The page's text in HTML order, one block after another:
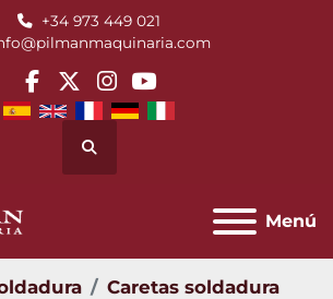
+34 973 449 021
facebook
twitterinstagram
youtube
Buscar
Menú
Caretas soldadura